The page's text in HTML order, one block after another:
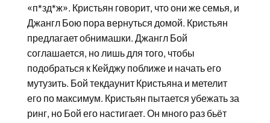
«п*зд*ж». Кристьян говорит, что они же семья, и
Джангл Бою пора вернуться домой. Кристьян
предлагает обнимашки. Джангл Бой
соглашается, но лишь для того, чтобы
подобраться к Кейджу поближе и начать его
мутузить. Бой текдаунит Кристьяна и метелит
его по максимум. Кристьян пытается убежать за
ринг, но Бой его настигает. Он много раз бьёт